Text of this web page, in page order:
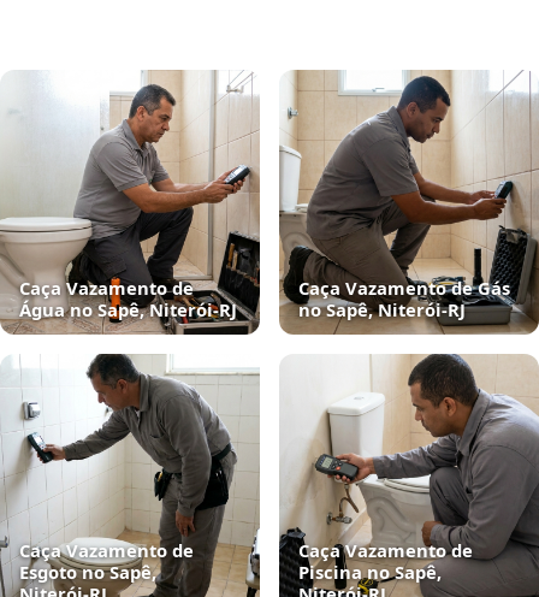
Caça Vazamento de
Água no Sapê, Niterói‑RJ
Caça Vazamento de Gás
no Sapê, Niterói‑RJ
Caça Vazamento de
Esgoto no Sapê,
Caça Vazamento de
Piscina no Sapê,